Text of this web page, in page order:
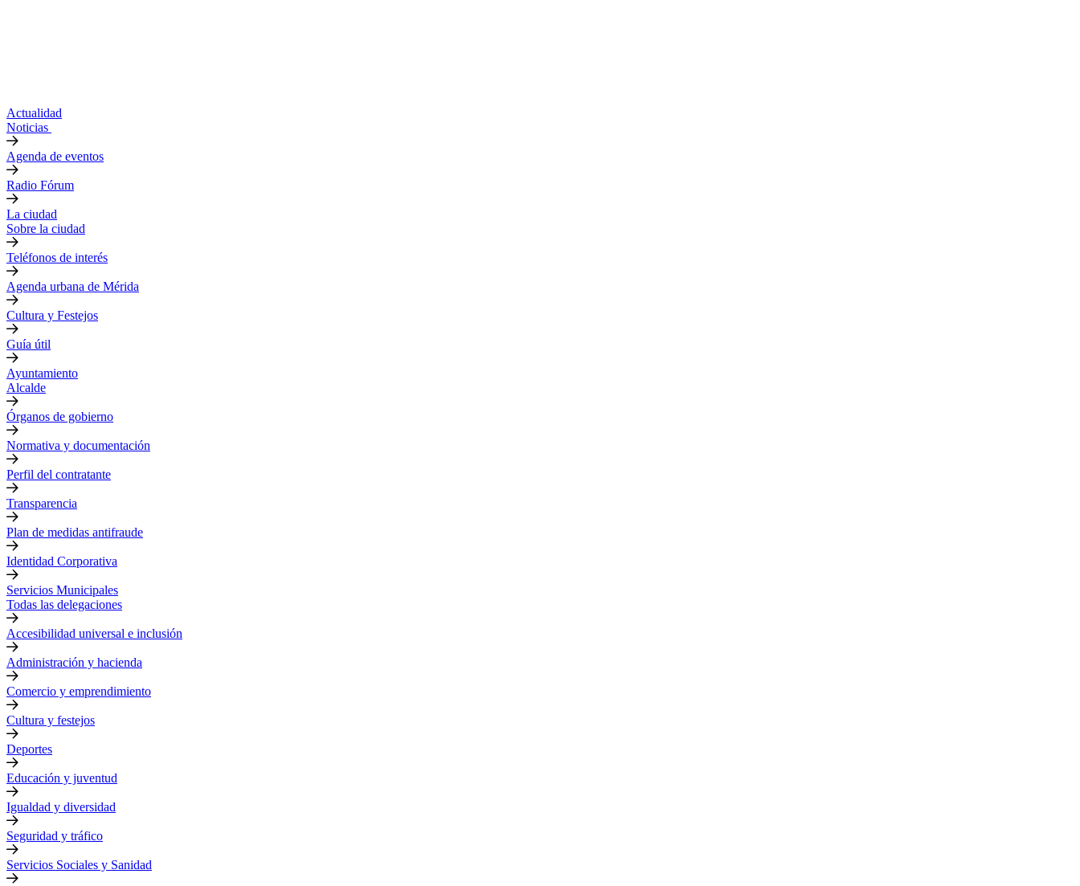
Actualidad
Noticias
Agenda de eventos
Radio Fórum
La ciudad
Sobre la ciudad
Teléfonos de interés
Agenda urbana de Mérida
Cultura y Festejos
Guía útil
Ayuntamiento
Alcalde
Órganos de gobierno
Normativa y documentación
Perfil del contratante
Transparencia
Plan de medidas antifraude
Identidad Corporativa
Servicios Municipales
Todas las delegaciones
Accesibilidad universal e inclusión
Administración y hacienda
Comercio y emprendimiento
Cultura y festejos
Deportes
Educación y juventud
Igualdad y diversidad
Seguridad y tráfico
Servicios Sociales y Sanidad